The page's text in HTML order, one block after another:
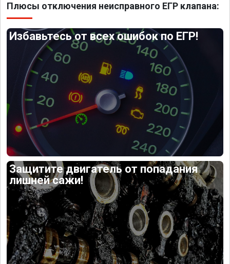
Плюсы отключения неисправного ЕГР клапана:
Избавьтесь от всех ошибок по ЕГР!
Защитите двигатель от попадания
лишней сажи!